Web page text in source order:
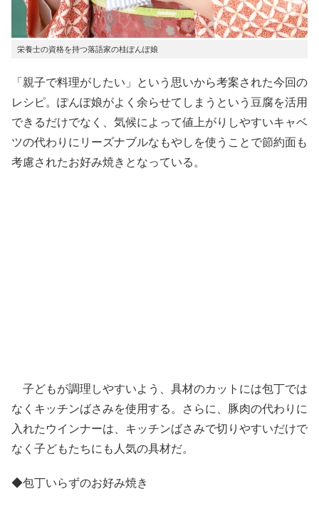
栄養士の資格を持つ落語家の桂ぽんぽ娘
「親子で料理がしたい」という思いから考案された今回の
レシピ。ぽんぽ娘がよく余らせてしまうという豆腐を活用
できるだけでなく、気候によって値上がりしやすいキャベ
ツの代わりにリーズナブルなもやしを使うことで節約面も
考慮されたお好み焼きとなっている。
子どもが調理しやすいよう、具材のカットには包丁では
なくキッチンばさみを使用する。さらに、豚肉の代わりに
入れたウインナーは、キッチンばさみで切りやすいだけで
なく子どもたちにも人気の具材だ。
◆包丁いらずのお好み焼き